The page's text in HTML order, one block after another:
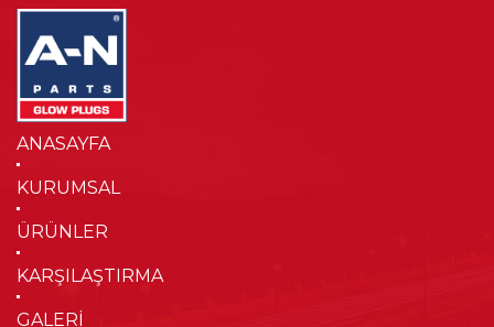
ANASAYFA
KURUMSAL
ÜRÜNLER
KARŞILAŞTIRMA
GALERİ